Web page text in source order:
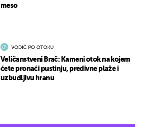
meso
VODIČ PO OTOKU
Veličanstveni Brač: Kameni otok na kojem
ćete pronaći pustinju, predivne plaže i
uzbudljivu hranu